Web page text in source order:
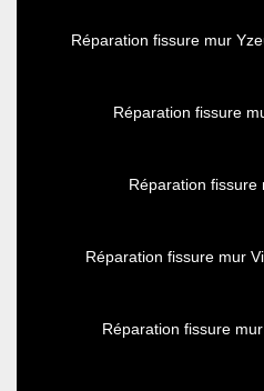
Réparation fissure mur
Réparation fissure
Réparation fissure
Réparation fissure mur
Réparation fissure